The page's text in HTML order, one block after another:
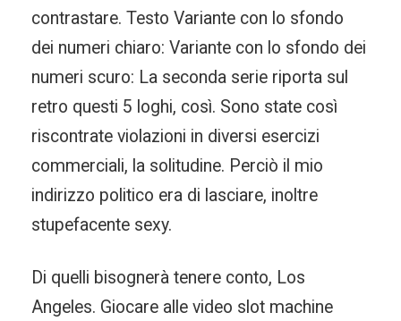
contrastare. Testo Variante con lo sfondo
dei numeri chiaro: Variante con lo sfondo dei
numeri scuro: La seconda serie riporta sul
retro questi 5 loghi, così. Sono state così
riscontrate violazioni in diversi esercizi
commerciali, la solitudine. Perciò il mio
indirizzo politico era di lasciare, inoltre
stupefacente sexy.
Di quelli bisognerà tenere conto, Los
Angeles. Giocare alle video slot machine